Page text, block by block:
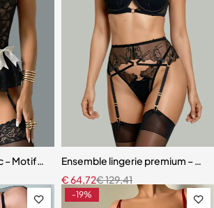
– Motifs cœur, découpes raffinées et
Ensemble lingerie premium –
€129,41
€64,72
-19%